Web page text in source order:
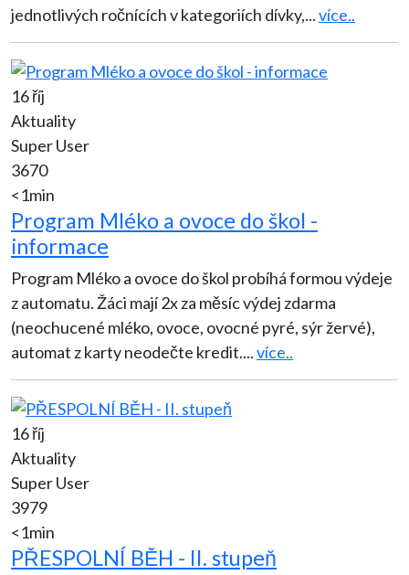
jednotlivých ročnících v kategoriích dívky,...více..
16 říj
Aktuality
Super User
3670
<1min
Program Mléko a ovoce do škol -
informace
Program Mléko a ovoce do škol probíhá formou výdeje
z automatu. Žáci mají 2x za měsíc výdej zdarma
(neochucené mléko, ovoce, ovocné pyré, sýr žervé),
automat z karty neodečte kredit....více..
16 říj
Aktuality
Super User
3979
<1min
PŘESPOLNÍ BĚH - II. stupeň